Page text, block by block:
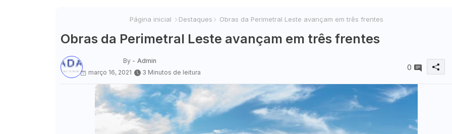
Página inicial Destaques Obras da Perimetral Leste avançam em três frentes
Obras da Perimetral Leste avançam em três frentes
By - Admin
março 16, 2021
3 Minutos de leitura
0